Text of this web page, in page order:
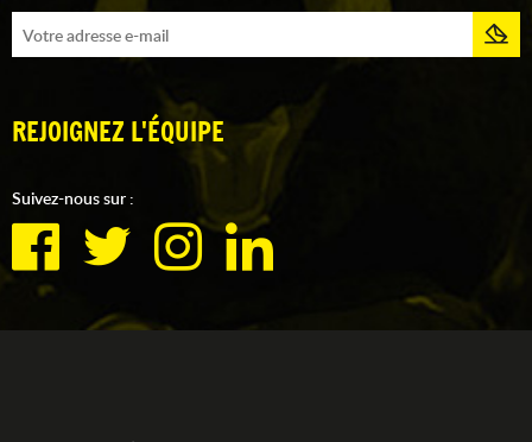
REJOIGNEZ L'ÉQUIPE
Suivez-nous sur :